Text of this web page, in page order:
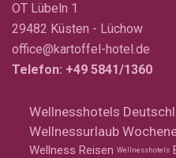
OT Lübeln 1
29482 Küsten - Lüchow
office@kartoffel-hotel.de
Telefon: +49 5841/1360
Wellnesshotels
Wellnessurlaub
Wellness Reisen Wellnesshotels